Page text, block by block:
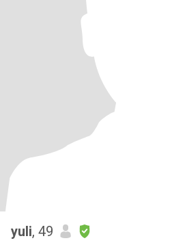
yuli, 49